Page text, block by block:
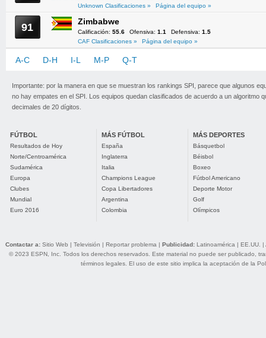
Unknown Clasificaciones »
Página del equipo »
91 Zimbabwe
Calificación: 55.6 Ofensiva: 1.1 Defensiva: 1.5
CAF Clasificaciones »
Página del equipo »
A-C D-H I-L M-P Q-T
Importante: por la manera en que se muestran los rankings SPI, parece que algunos
no hay empates en el SPI. Los equipos quedan clasificados de acuerdo a un algoritmo
decimales de 20 dígitos.
FÚTBOL
Resultados de Hoy
Norte/Centroamérica
Sudamérica
Europa
Clubes
Mundial
Euro 2016
MÁS FÚTBOL
España
Inglaterra
Italia
Champions League
Copa Libertadores
Argentina
Colombia
MÁS DEPORTES
Básquetbol
Béisbol
Boxeo
Fútbol Americano
Deporte Motor
Golf
Olímpicos
Contactar a: Sitio Web | Televisión | Reportar problema | Publicidad: Latinoamérica | EE.UU. |
© 2023 ESPN, Inc. Todos los derechos reservados. Este material no puede ser publicado,
términos legales. El uso de este sitio implica la aceptación de la